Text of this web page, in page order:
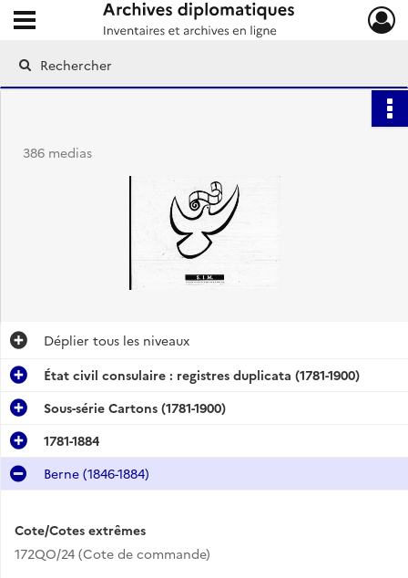
Archives diplomatiques
Ouvrir le menu déroulant
386 medias
Déplier tous les niveaux
État civil consulaire : registres duplicata (1781-1900)
Sous-série Cartons (1781-1900)
1781-1884
Berne (1846-1884)
Cote/Cotes extrêmes
172QO/24 (Cote de commande)